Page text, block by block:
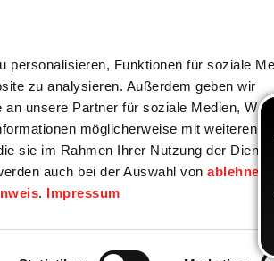
personalisieren, Funktionen für soziale
zu analysieren. Außerdem geben wir
unsere Partner für soziale Medien,
möglicherweise mit weiteren
sie im Rahmen Ihrer Nutzung der Dienste
auch bei der Auswahl vonablehnen
. Impressum
Bildung / Soziales Touristik /